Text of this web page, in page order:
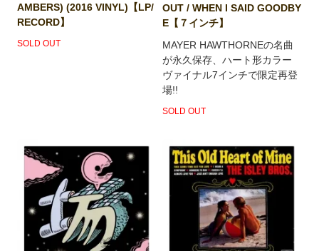
AMBERS) (2016 VINYL)【LP/
RECORD】
SOLD OUT
OUT / WHEN I SAID GOODBY
E【７インチ】
MAYER HAWTHORNEの名曲
が永久保存、ハート形カラー
ヴァイナル7インチで限定再登
場!!
SOLD OUT